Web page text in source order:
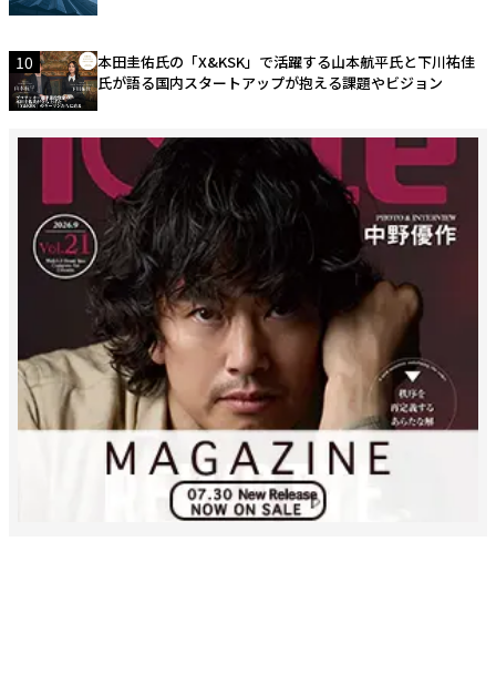
10
本田圭佑氏の「X&KSK」で活躍する山本航平氏と下川祐佳
氏が語る国内スタートアップが抱える課題やビジョン